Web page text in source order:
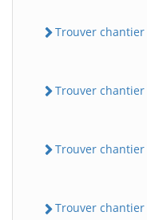
Trouver chantier
Trouver chantier
Trouver chantier
Trouver chantier